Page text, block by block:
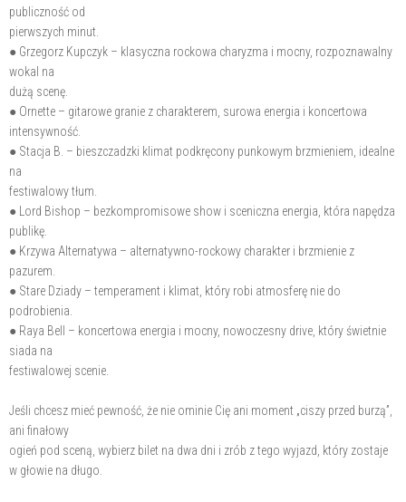
publiczność od
pierwszych minut.
● Grzegorz Kupczyk – klasyczna rockowa charyzma i mocny, rozpoznawalny
wokal na
dużą scenę.
● Ornette – gitarowe granie z charakterem, surowa energia i koncertowa
intensywność.
● Stacja B. – bieszczadzki klimat podkręcony punkowym brzmieniem, idealne
na
festiwalowy tłum.
● Lord Bishop – bezkompromisowe show i sceniczna energia, która napędza
publikę.
● Krzywa Alternatywa – alternatywno-rockowy charakter i brzmienie z
pazurem.
● Stare Dziady – temperament i klimat, który robi atmosferę nie do
podrobienia.
● Raya Bell – koncertowa energia i mocny, nowoczesny drive, który świetnie
siada na
festiwalowej scenie.
Jeśli chcesz mieć pewność, że nie ominie Cię ani moment „ciszy przed burzą”,
ani finałowy
ogień pod sceną, wybierz bilet na dwa dni i zrób z tego wyjazd, który zostaje
w głowie na długo.